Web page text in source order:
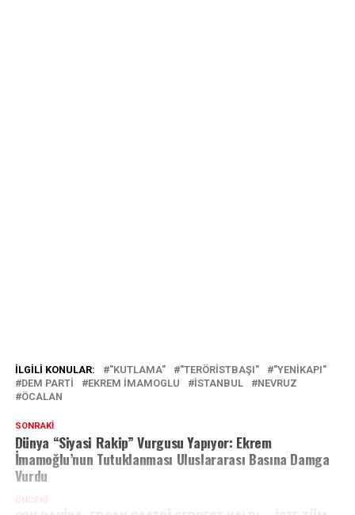
İLGILI KONULAR: "KUTLAMA" "TERÖRISTBAŞI"
"YENIKAPI"
DEM PARTI
EKREM IMAMOGLU ISTANBUL
NEVRUZ
ÖCALAN
SONRAKI
Dünya “Siyasi Rakip” Vurgusu Yapıyor: Ekrem
İmamoğlu’nun Tutuklanması Uluslararası Basına Damga
Vurdu
ÖNCEKI